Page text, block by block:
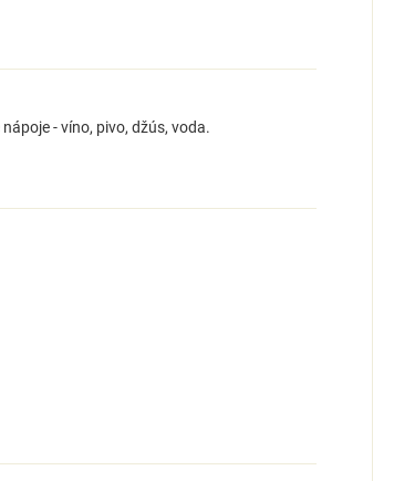
- víno, pivo, džús, voda.